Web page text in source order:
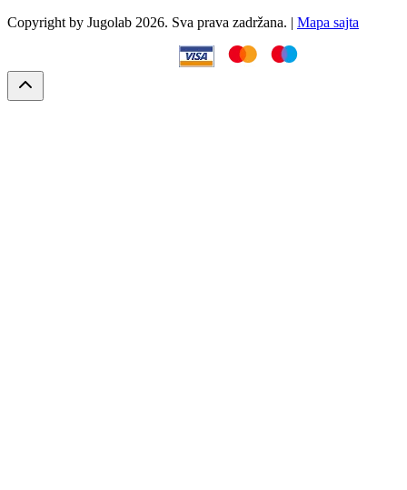
Copyright by Jugolab 2026. Sva prava zadržana. | Mapa sajta